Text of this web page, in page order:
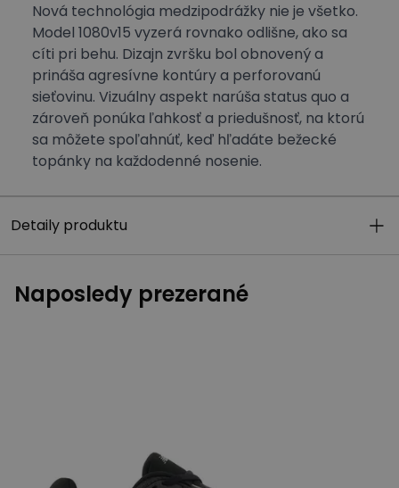
Nová technológia medzipodrážky nie je všetko.
Model 1080v15 vyzerá rovnako odlišne, ako sa
cíti pri behu. Dizajn zvršku bol obnovený a
prináša agresívne kontúry a perforovanú
sieťovinu. Vizuálny aspekt narúša status quo a
zároveň ponúka ľahkosť a priedušnosť, na ktorú
sa môžete spoľahnúť, keď hľadáte bežecké
topánky na každodenné nosenie.
Detaily produktu
Naposledy prezerané